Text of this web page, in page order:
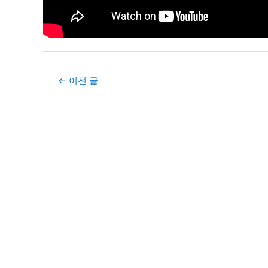
Post← 이전 글